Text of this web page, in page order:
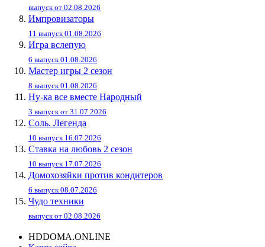
выпуск от 02.08.2026
Импровизаторы
11 выпуск 01.08.2026
Игра вслепую
6 выпуск 01.08.2026
Мастер игры 2 сезон
8 выпуск 01.08.2026
Ну-ка все вместе Народный
3 выпуск от 31.07.2026
Соль. Легенда
10 выпуск 16.07.2026
Ставка на любовь 2 сезон
10 выпуск 17.07.2026
Домохозяйки против кондитеров
6 выпуск 08.07.2026
Чудо техники
выпуск от 02.08.2026
HDDOMA.ONLINE